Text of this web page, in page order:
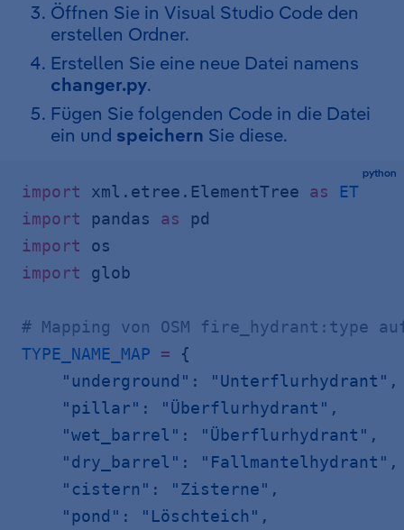
Öffnen Sie in Visual Studio Code den
erstellen Ordner.
Erstellen Sie eine neue Datei namens
changer.py.
Fügen Sie folgenden Code in die Datei
ein und speichern Sie diese.
python
import xml.etree.ElementTree as ET
import pandas as pd
import os
import glob
# Mapping von OSM fire_hydrant:type
TYPE_NAME_MAP = {
    "underground"
: "Unterflurhydrant" ,
    "pillar"
: "Überflurhydrant" ,
    "wet_barrel"
: "Überflurhydrant" ,
    "dry_barrel"
: "Fallmantelhydrant" ,
    "cistern"
: "Zisterne" ,
    "pond"
: "Löschteich" ,